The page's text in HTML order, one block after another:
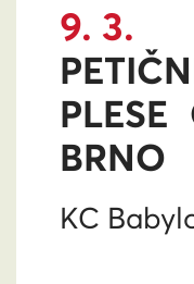
9. 3.
PLESE
BRNO
KC